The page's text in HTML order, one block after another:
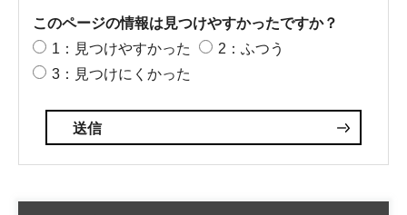
このページの情報は見つけやすかったですか？
1：見つけやすかった
2：ふつう
3：見つけにくかった